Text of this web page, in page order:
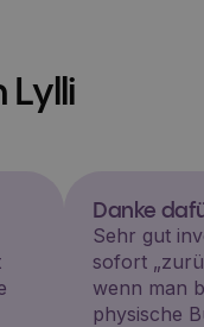
Lylli
Danke
Sehr gut
sofort
wenn man
physische